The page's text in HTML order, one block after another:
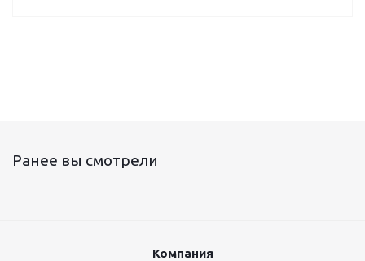
Ранее вы смотрели
Компания